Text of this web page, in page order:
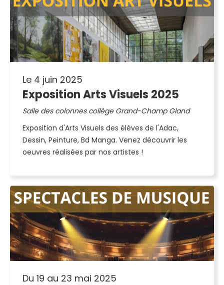
Le 4 juin 2025
Exposition Arts Visuels 2025
Salle des colonnes collège Grand-Champ Gland
Exposition d'Arts Visuels des élèves de l'Adac,
Dessin, Peinture, Bd Manga. Venez découvrir les
oeuvres réalisées par nos artistes !
Du 19 au 23 mai 2025